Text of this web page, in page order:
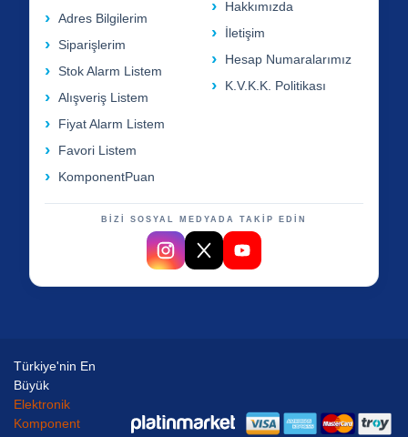
Adres Bilgilerim
Siparişlerim
Stok Alarm Listem
Alışveriş Listem
Fiyat Alarm Listem
Favori Listem
KomponentPuan
Hakkımızda
İletişim
Hesap Numaralarımız
K.V.K.K. Politikası
BİZİ SOSYAL MEDYADA TAKİP EDİN
Türkiye'nin En
Büyük
Elektronik
Komponent